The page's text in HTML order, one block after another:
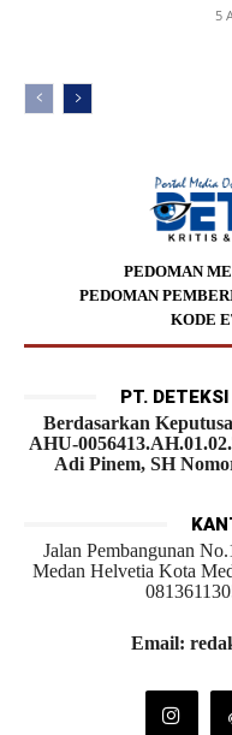
5
PEDOMAN
PEDOMAN
KODE
PT.
Berdasarkan
AHU-
Adi Pinem, SH
Jalan Pembangunan
Medan Helvetia Kota
Email: